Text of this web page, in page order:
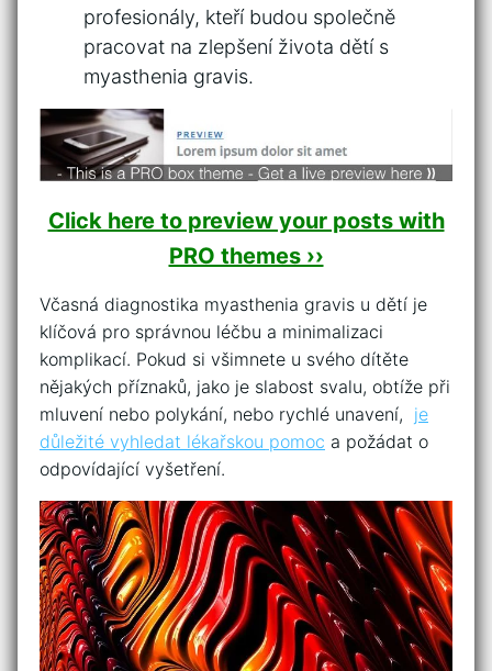
profesionály, kteří ⁣budou společně‌
pracovat na zlepšení života dětí ⁢s
myasthenia ⁢gravis.
Click here to preview your posts with
PRO themes ››
Včasná diagnostika myasthenia gravis u‌ dětí je
klíčová pro ⁤správnou ​léčbu a⁣ minimalizaci
komplikací. ‌Pokud⁢ si všimnete u svého⁣ dítěte
nějakých⁤ příznaků, jako je‌ slabost svalu, obtíže při
mluvení nebo ⁢polykání, nebo rychlé unavení, ⁤ je
důležité vyhledat lékařskou pomoc a‌ požádat o
odpovídající vyšetření.